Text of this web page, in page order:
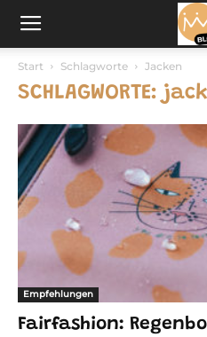
Start Schlagworte Jacken
SCHLAGWORTE:
Empfehlungen
Fairfashion: